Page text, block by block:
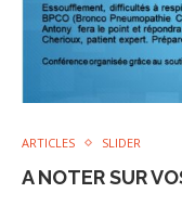
ARTICLES SLIDER
A NOTER SUR